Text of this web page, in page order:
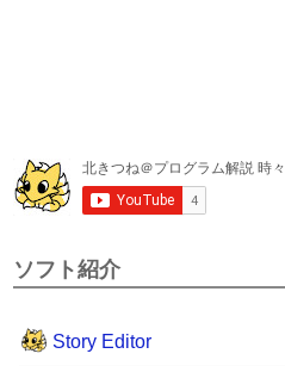
ソフト紹介
Story Editor